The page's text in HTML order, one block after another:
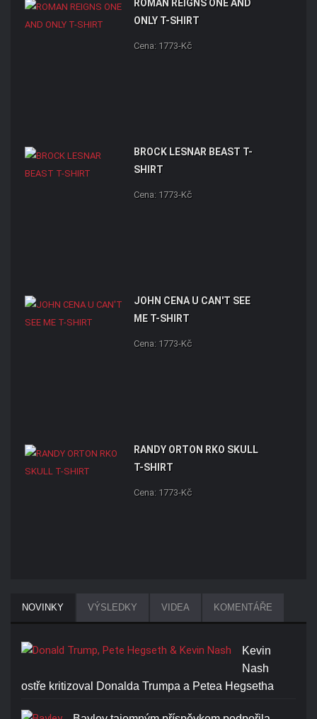
ROMAN REIGNS ONE AND
ONLY T-SHIRT
Cena: 1773-Kč
BROCK LESNAR BEAST T-
SHIRT
Cena: 1773-Kč
JOHN CENA U CAN'T SEE
ME T-SHIRT
Cena: 1773-Kč
RANDY ORTON RKO SKULL
T-SHIRT
Cena: 1773-Kč
NOVINKY VÝSLEDKY VIDEA KOMENTÁŘE
Kevin
Nash
ostře kritizoval Donalda Trumpa a Petea Hegsetha